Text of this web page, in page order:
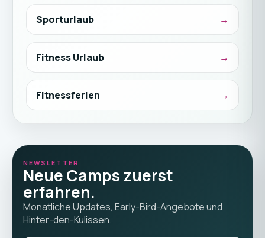
Sporturlaub
Fitness Urlaub
Fitnessferien
NEWSLETTER
Neue Camps zuerst
erfahren.
Monatliche Updates, Early-Bird-Angebote und
Hinter-den-Kulissen.